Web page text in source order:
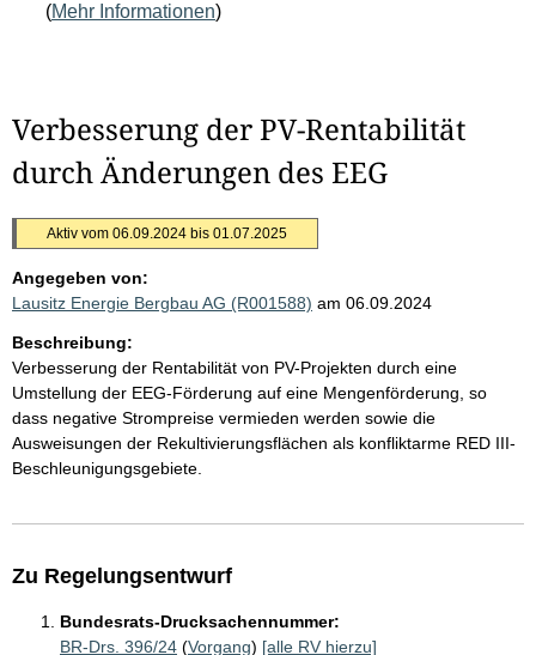
(Mehr Informationen)
Verbesserung der PV-Rentabilität
durch Änderungen des EEG
Aktiv vom 06.09.2024 bis 01.07.2025
Angegeben von:
Lausitz Energie Bergbau AG (R001588) am 06.09.2024
Beschreibung:
Verbesserung der Rentabilität von PV-Projekten durch eine
Umstellung der EEG-Förderung auf eine Mengenförderung, so
dass negative Strompreise vermieden werden sowie die
Ausweisungen der Rekultivierungsflächen als konfliktarme RED III-
Beschleunigungsgebiete.
Zu Regelungsentwurf
Bundesrats-Drucksachennummer:
BR-Drs. 396/24 (Vorgang) [alle RV hierzu]